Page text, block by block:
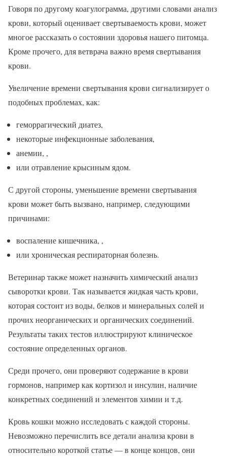
Говоря по другому коагулограмма, другими словами анализ
крови, который оценивает свертываемость крови, может
многое рассказать о состоянии здоровья нашего питомца.
Кроме прочего, для ветврача важно время свертывания
крови.
Увеличение времени свертывания крови сигнализирует о
подобных проблемах, как:
геморрагический диатез,
некоторые инфекционные заболевания,
анемии, ,
или отравление крысиным ядом.
С другой стороны, уменьшение времени свертывания
крови может быть вызвано, например, следующими
причинами:
воспаление кишечника, ,
или хроническая респираторная болезнь.
Ветеринар также может назначить химический анализ
сыворотки крови. Так называется жидкая часть крови,
которая состоит из воды, белков и минеральных солей и
прочих неорганических и органических соединений.
Результаты таких тестов иллюстрируют клиническое
состояние определенных органов.
Среди прочего, они проверяют содержание в крови
гормонов, например как кортизол и инсулин, наличие
конкретных соединений и элементов химии и т.д.
Кровь кошки можно исследовать с каждой стороны.
Невозможно перечислить все детали анализа крови в
относительно короткой статье — в конце концов, они